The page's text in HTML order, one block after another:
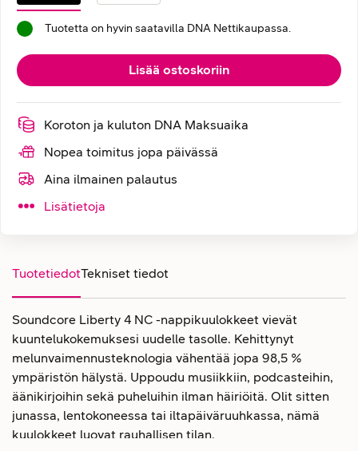
Tuotetta on hyvin saatavilla DNA Nettikaupassa.
Lisää ostoskoriin
Koroton ja kuluton DNA Maksuaika
Nopea toimitus jopa päivässä
Aina ilmainen palautus
Lisätietoja
TuotetiedotTekniset tiedot
Soundcore Liberty 4 NC -nappikuulokkeet vievät
kuuntelukokemuksesi uudelle tasolle. Kehittynyt
melunvaimennusteknologia vähentää jopa 98,5 %
ympäristön hälystä. Uppoudu musiikkiin, podcasteihin,
äänikirjoihin sekä puheluihin ilman häiriöitä. Olit sitten
junassa, lentokoneessa tai iltapäiväruuhkassa, nämä
kuulokkeet luovat rauhallisen tilan.